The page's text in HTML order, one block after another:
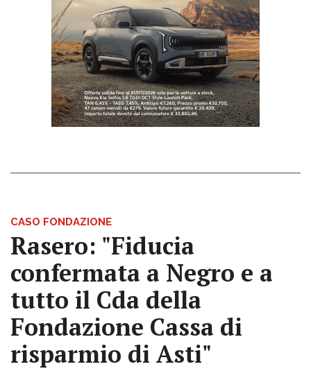
CASO FONDAZIONE
Rasero: "Fiducia
confermata a Negro e a
tutto il Cda della
Fondazione Cassa di
risparmio di Asti"